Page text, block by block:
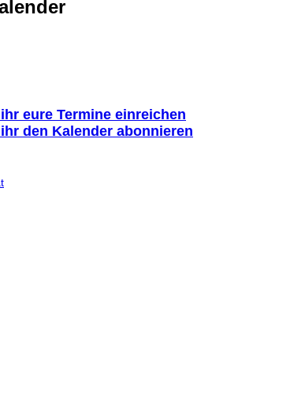
eure Termine einreichen
den Kalender abonnieren